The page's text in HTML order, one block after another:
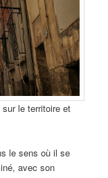
le territoire et
le sens où il se
avec son